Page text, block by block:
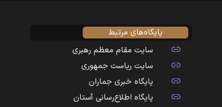
پایگاه‌های مرتبط
سایت مقام معظم رهبری
سایت ریاست جمهوری
پایگاه خبری جماران
پایگاه اطلاع‌رسانی آستان